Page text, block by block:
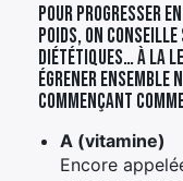
Pour progresser
poids, on
diététiques… à la
égrener ensemble
commençant
A (vitamine)
Encore